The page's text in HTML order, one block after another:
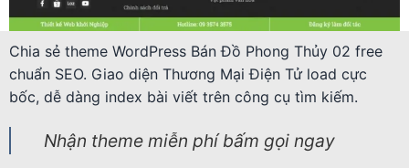
Chia sẻ theme WordPress Bán Đồ Phong Thủy 02 free
chuẩn SEO. Giao diện Thương Mại Điện Tử load cực
bốc, dễ dàng index bài viết trên công cụ tìm kiếm.
Nhận theme miễn phí bấm gọi ngay